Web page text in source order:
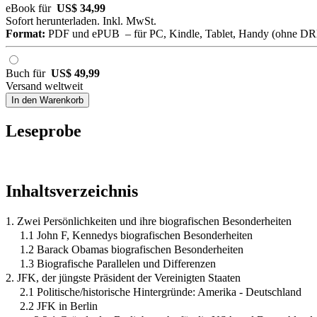
eBook für US$ 34,99
Sofort herunterladen. Inkl. MwSt.
Format: PDF und ePUB – für PC, Kindle, Tablet, Handy (ohne
Buch für US$ 49,99
Versand weltweit
In den Warenkorb
Leseprobe
Inhaltsverzeichnis
1. Zwei Persönlichkeiten und ihre biografischen Besonderheiten
1.1 John F, Kennedys biografischen Besonderheiten
1.2 Barack Obamas biografischen Besonderheiten
1.3 Biografische Parallelen und Differenzen
2. JFK, der jüngste Präsident der Vereinigten Staaten
2.1 Politische/historische Hintergründe: Amerika - Deutschland
2.2 JFK in Berlin